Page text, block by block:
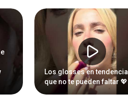
Los glosses en tendencia
que no te pueden faltar 💖